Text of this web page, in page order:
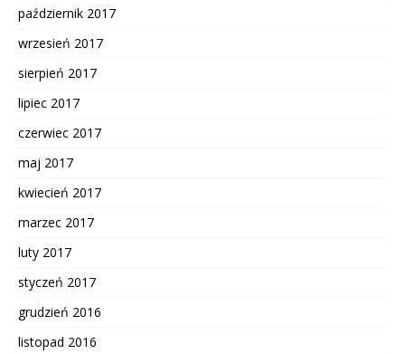
październik 2017
wrzesień 2017
sierpień 2017
lipiec 2017
czerwiec 2017
maj 2017
kwiecień 2017
marzec 2017
luty 2017
styczeń 2017
grudzień 2016
listopad 2016